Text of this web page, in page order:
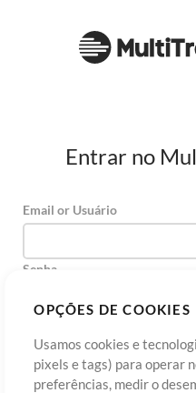
OPÇÕES DE COOKIES
Usamos cookies e
pixels e tags) para operar
preferências, medir o
Entrar no
Email or Usuário
Senha
Cadastre-seEsqueceu sua